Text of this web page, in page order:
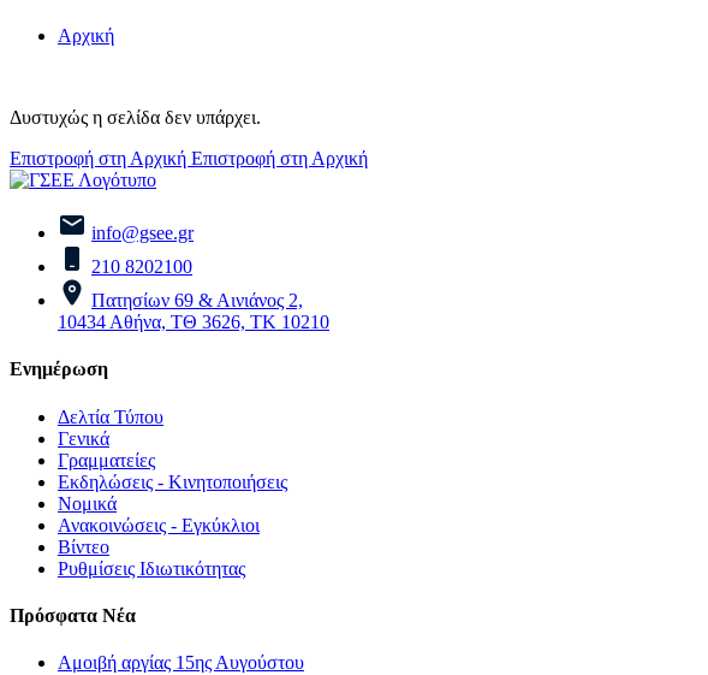
Αρχική
Δυστυχώς η σελίδα δεν υπάρχει.
Επιστροφή στη Αρχική Επιστροφή στη Αρχική
info@gsee.gr
210 8202100
Πατησίων 69 & Αινιάνος 2,
10434 Αθήνα, ΤΘ 3626, ΤΚ 10210
Ενημέρωση
Δελτία Τύπου
Γενικά
Γραμματείες
Εκδηλώσεις - Κινητοποιήσεις
Νομικά
Ανακοινώσεις - Εγκύκλιοι
Βίντεο
Ρυθμίσεις Ιδιωτικότητας
Πρόσφατα Νέα
Αμοιβή αργίας 15ης Αυγούστου